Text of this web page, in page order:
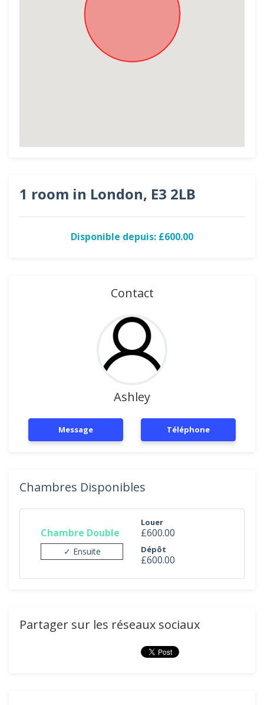
1 room in London, E3 2LB
Disponible depuis: £600.00
Contact
Ashley
Message Téléphone
Chambres Disponibles
Chambre Double
✓ Ensuite
Louer
£600.00
Dépôt
£600.00
Partager sur les réseaux sociaux